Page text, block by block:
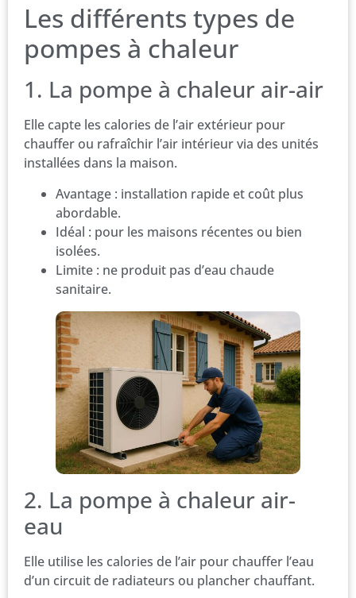
Les différents types de
pompes à chaleur
1. La pompe à chaleur air-air
Elle capte les calories de l’air extérieur pour
chauffer ou rafraîchir l’air intérieur via des unités
installées dans la maison.
Avantage : installation rapide et coût plus
abordable.
Idéal : pour les maisons récentes ou bien
isolées.
Limite : ne produit pas d’eau chaude
sanitaire.
2. La pompe à chaleur air-
eau
Elle utilise les calories de l’air pour chauffer l’eau
d’un circuit de radiateurs ou plancher chauffant.